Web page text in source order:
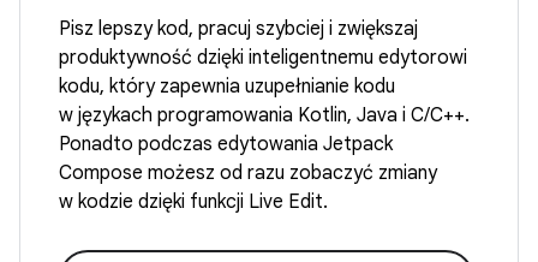
Pisz lepszy kod, pracuj szybciej i zwiększaj
produktywność dzięki inteligentnemu edytorowi
kodu, który zapewnia uzupełnianie kodu
w językach programowania Kotlin, Java i C/C++.
Ponadto podczas edytowania Jetpack
Compose możesz od razu zobaczyć zmiany
w kodzie dzięki funkcji Live Edit.